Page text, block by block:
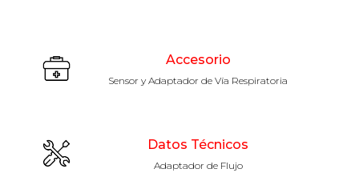
Accesorio
Sensor y Adaptador de Vía Respiratoria
Datos Técnicos
Adaptador de Flujo